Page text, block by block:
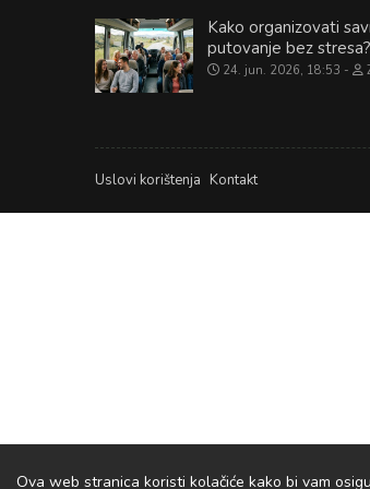
Kako organizovati
putovanje bez stresa?
24. jun. 2026, 18:53
Uslovi korištenja Kontakt
Ova web stranica koristi kolačiće kako bi vam